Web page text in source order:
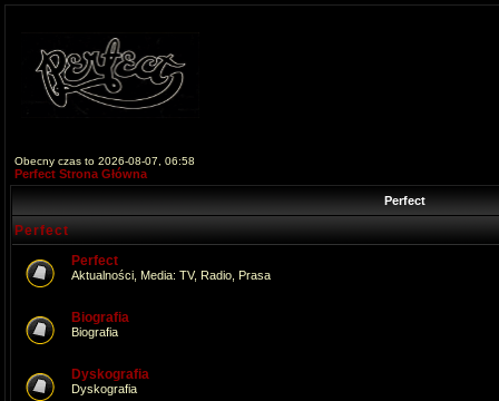
Obecny czas to 2026-08-07, 06:58
Perfect Strona Główna
Perfect
Perfect
Perfect
Aktualności, Media: TV, Radio, Prasa
Biografia
Biografia
Dyskografia
Dyskografia